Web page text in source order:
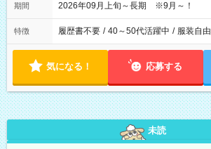
期間 2026年09月上旬～長期 ※9月～！
特徴 履歴書不要 / 40～50代活躍中 / 服装自由
気になる！ 応募する
未読